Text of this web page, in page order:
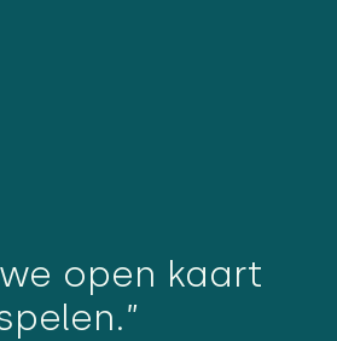
open kaart